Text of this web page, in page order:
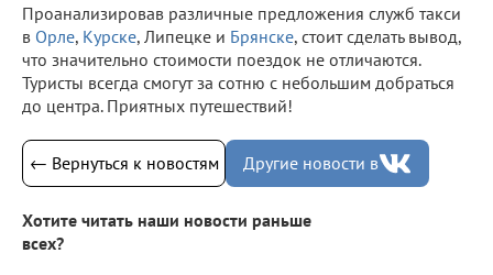
Проанализировав различные предложения служб такси
в Орле, Курске, Липецке и Брянске, стоит сделать вывод,
что значительно стоимости поездок не отличаются.
Туристы всегда смогут за сотню с небольшим добраться
до центра. Приятных путешествий!
← Вернуться к новостям Другие новости в
Хотите читать наши новости раньше
всех?